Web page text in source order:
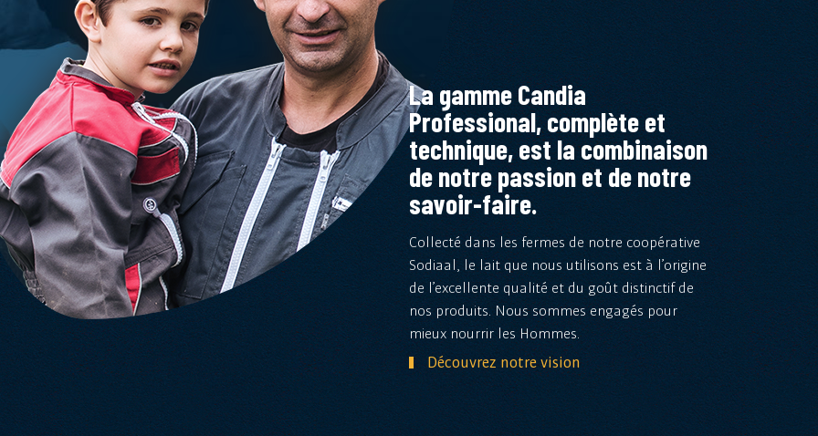
La gamme Candia
Professional, complète et
technique, est la combinaison
de notre passion et de notre
savoir-faire.
Collecté dans les fermes de notre coopérative
Sodiaal, le lait que nous utilisons est à l’origine
de l’excellente qualité et du goût distinctif de
nos produits. Nous sommes engagés pour
mieux nourrir les Hommes.
Découvrez notre vision